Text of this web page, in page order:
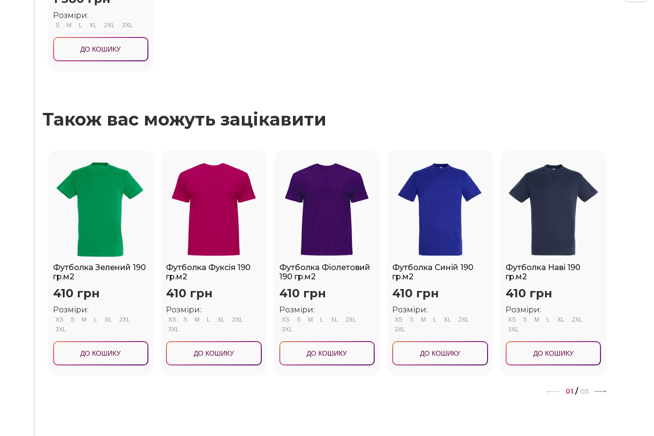
Розміри:
S M L XL 2XL 3XL
ДО КОШИКУ
Також вас можуть зацікавити
Футболка Зелений 190
гр.м2
410 грн
Розміри:
XS S M L XL
2XL
3XL
ДО КОШИКУ
Футболка Фуксія 190
гр.м2
410 грн
Розміри:
XS S M L XL
2XL
3XL
ДО КОШИКУ
Футболка Фіолетовий
190 гр.м2
410 грн
Розміри:
XS S M L XL
2XL
3XL
ДО КОШИКУ
Футболка Синій 190
гр.м2
410 грн
Розміри:
XS S M L XL
2XL
3XL
ДО КОШИКУ
Футболка Наві 190
гр.м2
410 грн
Розміри:
XS S M L XL
2XL
3XL
ДО КОШИКУ
01 / 03